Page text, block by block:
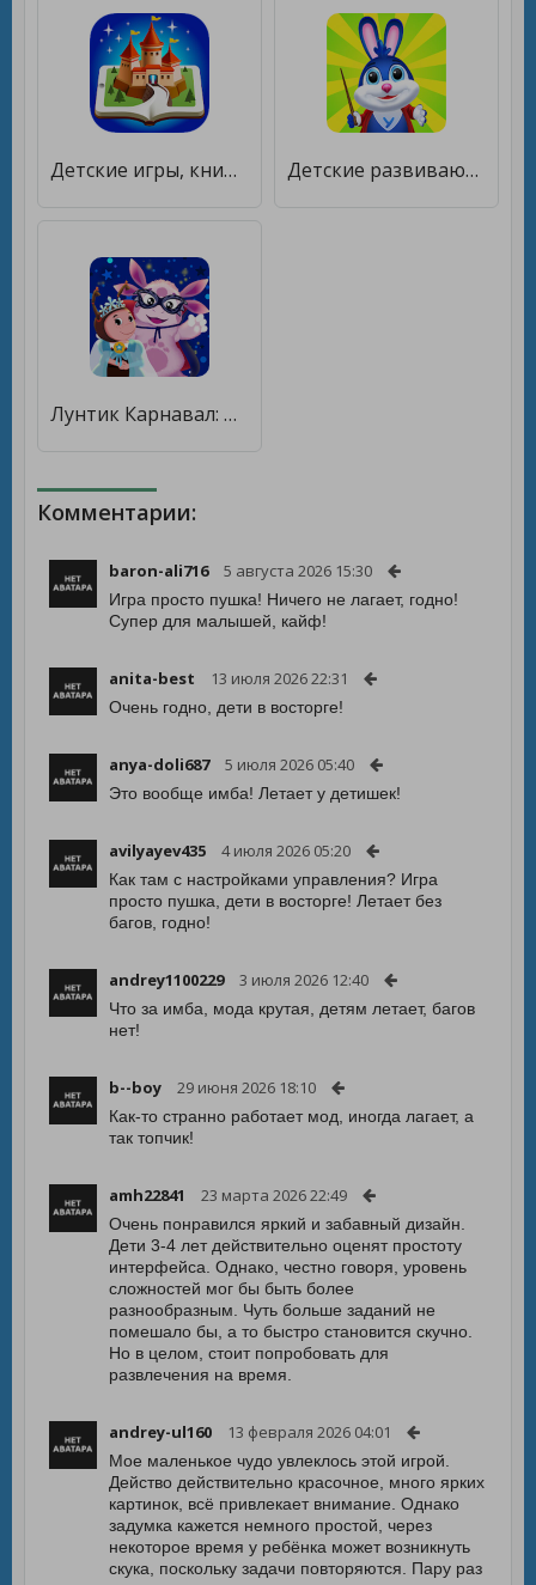
Детские игры, книжки, мультики и сказки для детей. [Много денег] Детские развивающие игры для детей от 2 до 7 лет [Бесплатные покупки]
Лунтик Карнавал: Детские Игры для Детей 3-4 лет! [Мод меню]
Комментарии:
baron-ali716 5 августа 2026 15:30
Игра просто пушка! Ничего не лагает, годно!
Супер для малышей, кайф!
anita-best 13 июля 2026 22:31
Очень годно, дети в восторге!
anya-doli687 5 июля 2026 05:40
Это вообще имба! Летает у детишек!
avilyayev435 4 июля 2026 05:20
Как там с настройками управления? Игра
просто пушка, дети в восторге! Летает без
багов, годно!
andrey1100229 3 июля 2026 12:40
Что за имба, мода крутая, детям летает, багов
нет!
b--boy 29 июня 2026 18:10
Как-то странно работает мод, иногда лагает, а
так топчик!
amh22841 23 марта 2026 22:49
Очень понравился яркий и забавный дизайн.
Дети 3-4 лет действительно оценят простоту
интерфейса. Однако, честно говоря, уровень
сложностей мог бы быть более
разнообразным. Чуть больше заданий не
помешало бы, а то быстро становится скучно.
Но в целом, стоит попробовать для
развлечения на время.
andrey-ul160 13 февраля 2026 04:01
Мое маленькое чудо увлеклось этой игрой.
Действо действительно красочное, много ярких
картинок, всё привлекает внимание. Однако
задумка кажется немного простой, через
некоторое время у ребёнка может возникнуть
скука, поскольку задачи повторяются. Пару раз